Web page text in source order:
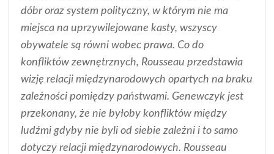
dóbr oraz system polityczny, w którym nie ma
miejsca na uprzywilejowane kasty, wszyscy
obywatele są równi wobec prawa. Co do
konfliktów zewnętrznych, Rousseau przedstawia
wizję relacji międzynarodowych opartych na braku
zależności pomiędzy państwami. Genewczyk jest
przekonany, że nie byłoby konfliktów między
ludźmi gdyby nie byli od siebie zależni i to samo
dotyczy relacji międzynarodowych. Rousseau